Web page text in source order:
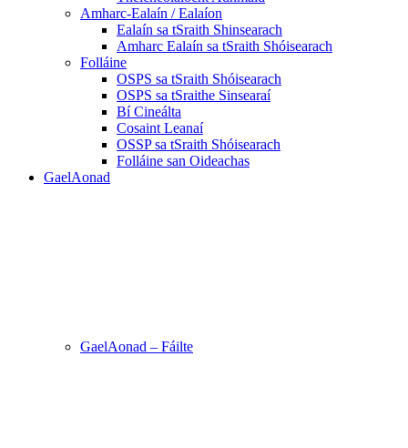
Amharc-Ealaín / Ealaíon
Ealaín sa tSraith Shinsearach
Amharc Ealaín sa tSraith Shóisearach
Folláine
OSPS sa tSraith Shóisearach
OSPS sa tSraithe Sinsearaí
Bí Cineálta
Cosaint Leanaí
OSSP sa tSraith Shóisearach
Folláine san Oideachas
GaelAonad
GaelAonad – Fáilte